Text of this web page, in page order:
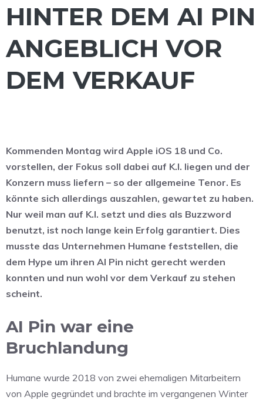
HINTER DEM AI PIN
ANGEBLICH VOR
DEM VERKAUF
Kommenden Montag wird Apple iOS 18 und Co.
vorstellen, der Fokus soll dabei auf K.I. liegen und der
Konzern muss liefern – so der allgemeine Tenor. Es
könnte sich allerdings auszahlen, gewartet zu haben.
Nur weil man auf K.I. setzt und dies als Buzzword
benutzt, ist noch lange kein Erfolg garantiert. Dies
musste das Unternehmen Humane feststellen, die
dem Hype um ihren AI Pin nicht gerecht werden
konnten und nun wohl vor dem Verkauf zu stehen
scheint.
AI Pin war eine
Bruchlandung
Humane wurde 2018 von zwei ehemaligen Mitarbeitern
von Apple gegründet und brachte im vergangenen Winter